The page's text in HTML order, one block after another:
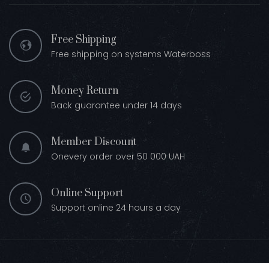
Free Shipping
Free shipping on systems Waterboss
Money Return
Back guarantee under 14 days
Member Discount
Onevery order over 50 000 UAH
Online Support
Support online 24 hours a day